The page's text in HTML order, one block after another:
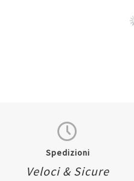
Spedizioni
Veloci & Sicure